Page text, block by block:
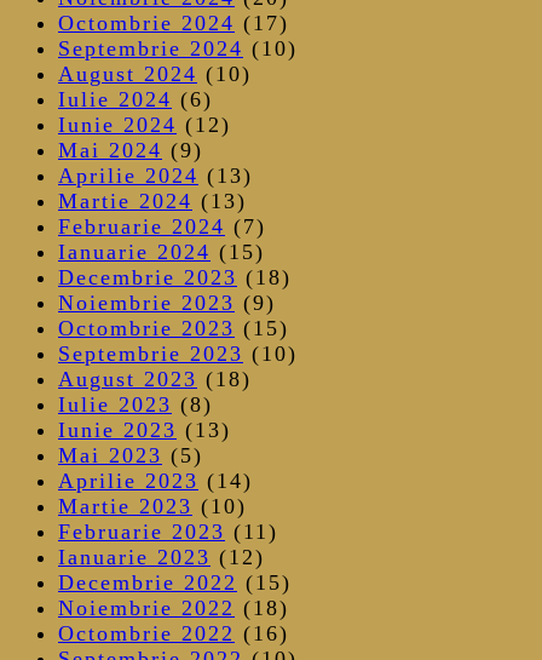
Octombrie 2024 (17)
Septembrie 2024 (10)
August 2024 (10)
Iulie 2024 (6)
Iunie 2024 (12)
Mai 2024 (9)
Aprilie 2024 (13)
Martie 2024 (13)
Februarie 2024 (7)
Ianuarie 2024 (15)
Decembrie 2023 (18)
Noiembrie 2023 (9)
Octombrie 2023 (15)
Septembrie 2023 (10)
August 2023 (18)
Iulie 2023 (8)
Iunie 2023 (13)
Mai 2023 (5)
Aprilie 2023 (14)
Martie 2023 (10)
Februarie 2023 (11)
Ianuarie 2023 (12)
Decembrie 2022 (15)
Noiembrie 2022 (18)
Octombrie 2022 (16)